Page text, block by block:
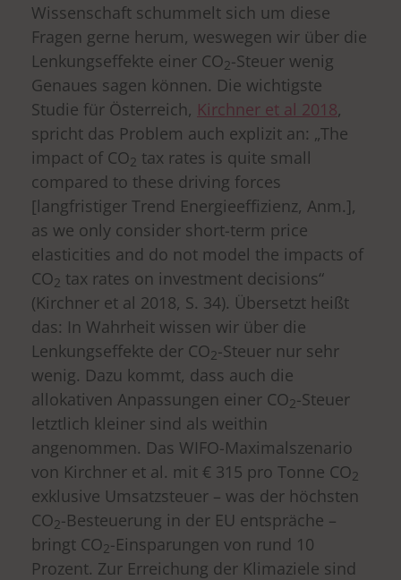
Wissenschaft schummelt sich um diese
Fragen gerne herum, weswegen wir über die
Lenkungseffekte einer CO2-Steuer wenig
Genaues sagen können. Die wichtigste
Studie für Österreich, Kirchner et al 2018,
spricht das Problem auch explizit an: „The
impact of CO2 tax rates is quite small
compared to these driving forces
[langfristiger Trend Energieeffizienz, Anm.],
as we only consider short-term price
elasticities and do not model the impacts of
CO2 tax rates on investment decisions“
(Kirchner et al 2018, S. 34). Übersetzt heißt
das: In Wahrheit wissen wir über die
Lenkungseffekte der CO2-Steuer nur sehr
wenig. Dazu kommt, dass auch die
allokativen Anpassungen einer CO2-Steuer
letztlich kleiner sind als weithin
angenommen. Das WIFO-Maximalszenario
von Kirchner et al. mit € 315 pro Tonne CO2
exklusive Umsatzsteuer – was der höchsten
CO2-Besteuerung in der EU entspräche –
bringt CO2-Einsparungen von rund 10
Prozent. Zur Erreichung der Klimaziele sind